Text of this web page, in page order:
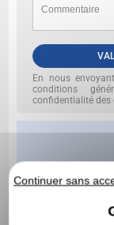
En nous
conditions
confidentialité des
Continuer sans